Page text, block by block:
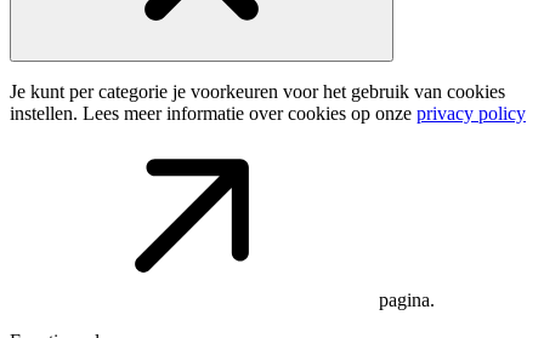
Je kunt per categorie je voorkeuren voor het gebruik van cookies
instellen. Lees meer informatie over cookies op onze privacy policy
pagina.